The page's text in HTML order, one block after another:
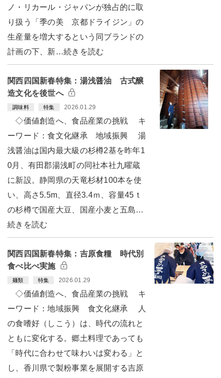
ノ・リカール・ジャパンが独占的に取
り扱う「季の美 京都ドライジン」の
生産量を増大するという同ブランドの
計画の下、新…続きを読む
関西四国新春特集：湯浅醤油 古式醸
造文化を後世へ
調味料 特集 2026.01.29
◇価値創造へ、食品産業の挑戦 キ
ーワード：食文化継承 地域振興 湯
浅醤油は国内最大級の杉樽2基を昨年1
0月、有田郡湯浅町の同社本社九曜蔵
に新設。静岡県の天竜杉材100本を使
い、高さ5.5m、直径3.4ｍ、容量45ｔ
の杉樽で国産大豆、国産小麦と五島…
続きを読む
関西四国新春特集：吉原食糧 時代別
食べ比べ実施
麺類 特集 2026.01.29
◇価値創造へ、食品産業の挑戦 キ
ーワード：地域振興 食文化継承 人
の食嗜好（しこう）は、時代の流れと
ともに変化する。郷土料理であっても
「時代に合わせて味わいは変わる」と
し、香川県で製粉事業を展開する吉原